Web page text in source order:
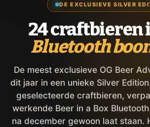
DE EXCLUSIEVE SILVER
24 craftbieren
Bluetooth
De meest exclusieve OG Beer
dit jaar in een unieke Silver
geselecteerde craftbieren,
werkende Beer in a Box
na december gewoon laat staan.